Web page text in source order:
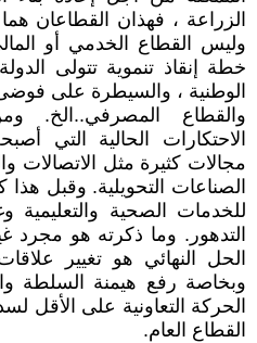
الزراعة ، فهذان القطاعان
وليس القطاع الخدمي أو
خطة إنقاذ تنموية تتولى
الوطنية ، والسيطرة على فوضى
والقطاع المصرفي..الخ.
الاحتكارات الحالية التي
مجالات كثيرة مثل الاتصالات
الصناعات التحويلية. وقبل
للخدمات الصحية والتعليمية
التدهور. وما ذكرته هو
الحل النهائي هو تغيير
وبخاصة رفع هيمنة السلطة
الحركة التعاونية على الأقل
القطاع العام.